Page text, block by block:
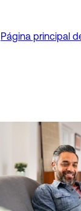
Página principal